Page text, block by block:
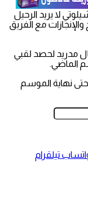
لا يريد الرحيل
مع الفريق
البالغ من العمر 63 عاما، ريال مدريد لحصد لقبي
الماضي.
حتى نهاية الموسم
تيلقرام